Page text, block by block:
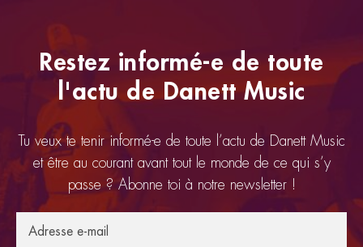
Restez informé-e de toute
l'actu de Danett Music
Tu veux te tenir informé-e de toute l’actu de Danett Music
et être au courant avant tout le monde de ce qui s’y
passe ? Abonne toi à notre newsletter !